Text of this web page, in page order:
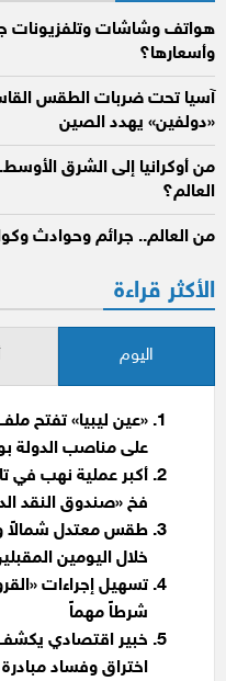
هواتف وشاشات وتلفزيونات
وأسعارها؟
«دولفين» يهدد الصين
من أوكرانيا إلى الشرق
العالم؟
من العالم.. جرائم وحوادث
الأكثر قراءة
اليوم
«عين ليبيا» تفتح
على مناصب الدولة
أكبر عملية نهب في
فخ «صندوق النقد
طقس معتدل شمالاً
خلال اليومين
تسهيل إجراءات
شرطاً مهماً
خبير اقتصادي
اختراق وفساد